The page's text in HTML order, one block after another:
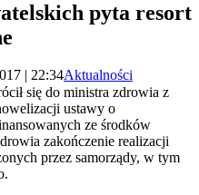
pyta resort
| 22:34Aktualności
się do ministra zdrowia z
ustawy o
ze środków
zakończenie realizacji
przez samorządy, w tym